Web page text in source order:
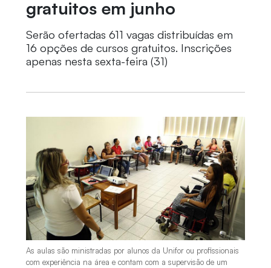
gratuitos em junho
Serão ofertadas 611 vagas distribuídas em
16 opções de cursos gratuitos. Inscrições
apenas nesta sexta-feira (31)
As aulas são ministradas por alunos da Unifor ou profissionais
com experiência na área e contam com a supervisão de um